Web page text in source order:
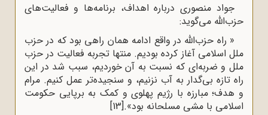
جواد منصوری درباره اهداف، برنامه‌ها و فعالیت‌های
حزب‌الله می‌گوید:
« راه حزب‌الله در واقع ادامه همان راهی بود که در حزب
ملل اسلامی آغاز کرده بودیم. منتها تجربه فعالیت در حزب
ملل و ضربه‌ای که نسبت به آن خوردیم، سبب شد در این
راه تازه بی‌گدار به‌ آب نزنیم، و سنجیده‌تر عمل کنیم. مرام
و هدف؛ مبارزه با رژیم پهلوی و کمک به برپایی حکومت
اسلامی با مشی مسلحانه بود».[13]